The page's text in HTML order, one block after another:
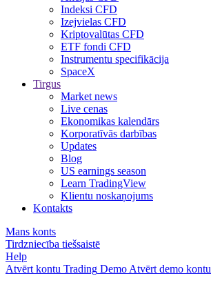
Indeksi CFD
Izejvielas CFD
Kriptovalūtas CFD
ETF fondi CFD
Instrumentu specifikācija
SpaceX
Tirgus
Market news
Live cenas
Ekonomikas kalendārs
Korporatīvās darbības
Updates
Blog
US earnings season
Learn TradingView
Klientu noskaņojums
Kontakts
Mans konts
Tirdzniecība tiešsaistē
Help
Atvērt kontu Trading Demo Atvērt demo kontu